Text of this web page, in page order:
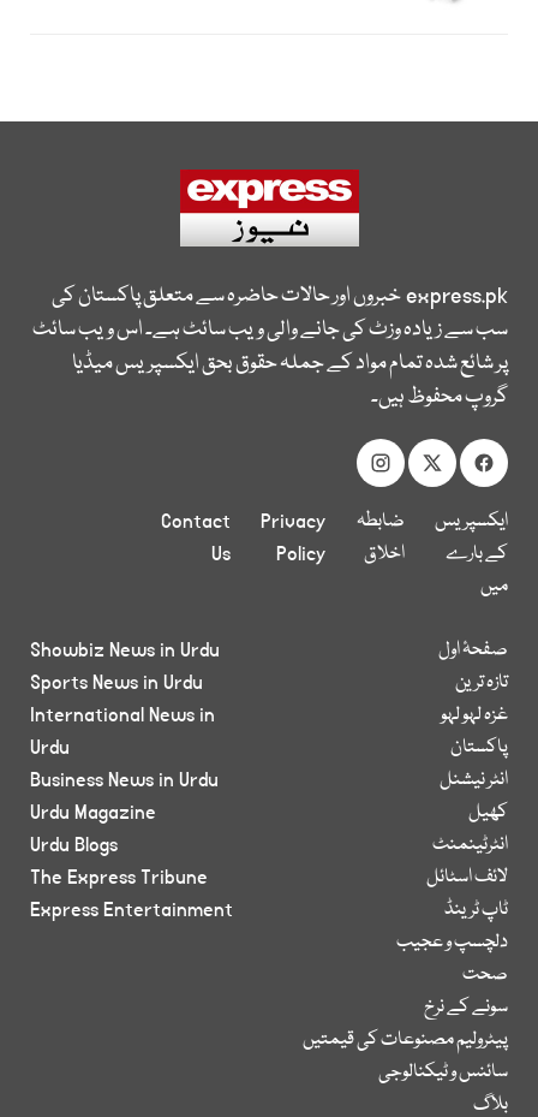
express.pkخبروں اور حالات حاضرہ سے متعلق پاکستان کی
سب سے زیادہ وزٹ کی جانے والی ویب سائٹ ہے۔ اس ویب سائٹ
پر شائع شدہ تمام مواد کے جملہ حقوق بحق ایکسپریس میڈیا
گروپ محفوظ ہیں۔
ایکسپریس
کے بارے
میں
ضابطہ
اخلاق
Privacy
Policy
Contact
Us
صفحۂ اول
تازہ ترین
غزہ لہو لہو
پاکستان
انٹر نیشنل
کھیل
انٹرٹینمنٹ
لائف اسٹائل
ٹاپ ٹرینڈ
دلچسپ و عجیب
صحت
سونے کے نرخ
پیٹرولیم مصنوعات کی قیمتیں
سائنس و ٹیکنالوجی
بلاگ
Showbiz News in Urdu
Sports News in Urdu
International News in
Urdu
Business News in Urdu
Urdu Magazine
Urdu Blogs
The Express Tribune
Express Entertainment